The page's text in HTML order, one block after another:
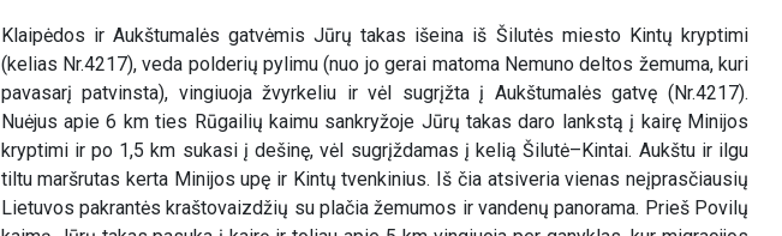
Klaipėdos ir Aukštumalės gatvėmis Jūrų takas išeina iš Šilutės miesto Kintų kryptimi
(kelias Nr.4217), veda polderių pylimu (nuo jo gerai matoma Nemuno deltos žemuma, kuri
pavasarį patvinsta), vingiuoja žvyrkeliu ir vėl sugrįžta į Aukštumalės gatvę (Nr.4217).
Nuėjus apie 6 km ties Rūgailių kaimu sankryžoje Jūrų takas daro lankstą į kairę Minijos
kryptimi ir po 1,5 km sukasi į dešinę, vėl sugrįždamas į kelią Šilutė–Kintai. Aukštu ir ilgu
tiltu maršrutas kerta Minijos upę ir Kintų tvenkinius. Iš čia atsiveria vienas neįprasčiausių
Lietuvos pakrantės kraštovaizdžių su plačia žemumos ir vandenų panorama. Prieš Povilų